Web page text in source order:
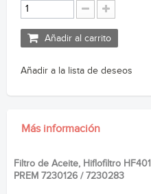
Añadir al carrito
Añadir a la lista de deseos
Más información
Filtro de Aceite, Hiflofiltro HF401
PREM 7230126 / 7230283